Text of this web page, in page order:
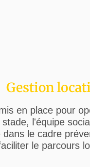
Gestion
en place pour
l'équipe
le cadre
le parcours